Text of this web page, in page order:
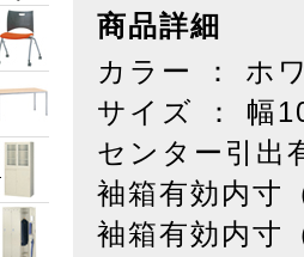
商品詳細
カラー ： ホ
サイズ ： 幅
センター引出
袖箱有効内寸
袖箱有効内寸